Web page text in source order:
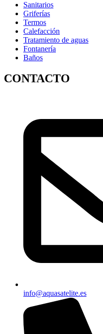
Sanitarios
Griferías
Termos
Calefacción
Tratamiento de aguas
Fontanería
Baños
CONTACTO
info@aquasatelite.es